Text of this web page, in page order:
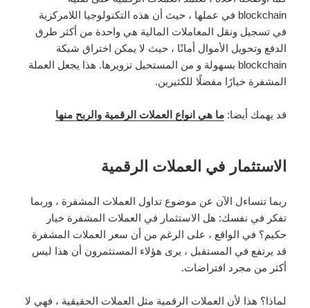
blockchain في عملها ، حيث أن هذه التكنولوجيا اللامركزية
في تسجيل ونقل المعاملات المالية هي واحدة من أكثر طرق
الدفع وتحويل الأموال أمانًا ، حيث لا يمكن اختراق شبكة
blockchain بسهولة و من المستحيل تزويرها. هذا يجعل العملة
المشفرة خيارًا مفضلًا للكثيرين.
قد يهمك أيضا:ما هي انواع العملات الرقمية والربح منها
الاستثمار في العملات الرقمية
ربما تتساءل الآن عن موضوع تداول العملات المشفرة ، وربما
تفكر في نفسك: هل الاستثمار في العملات المشفرة خيار
حكيم؟ في الواقع ، على الرغم من أن سعر العملات المشفرة
قد يرتفع في المستقبل ، يرى هؤلاء المستثمرون أن هذا ليس
أكثر من مجرد افتراضات.
لماذا؟ هذا لأن العملات الرقمية مثل العملات الحقيقية ، فهي لا